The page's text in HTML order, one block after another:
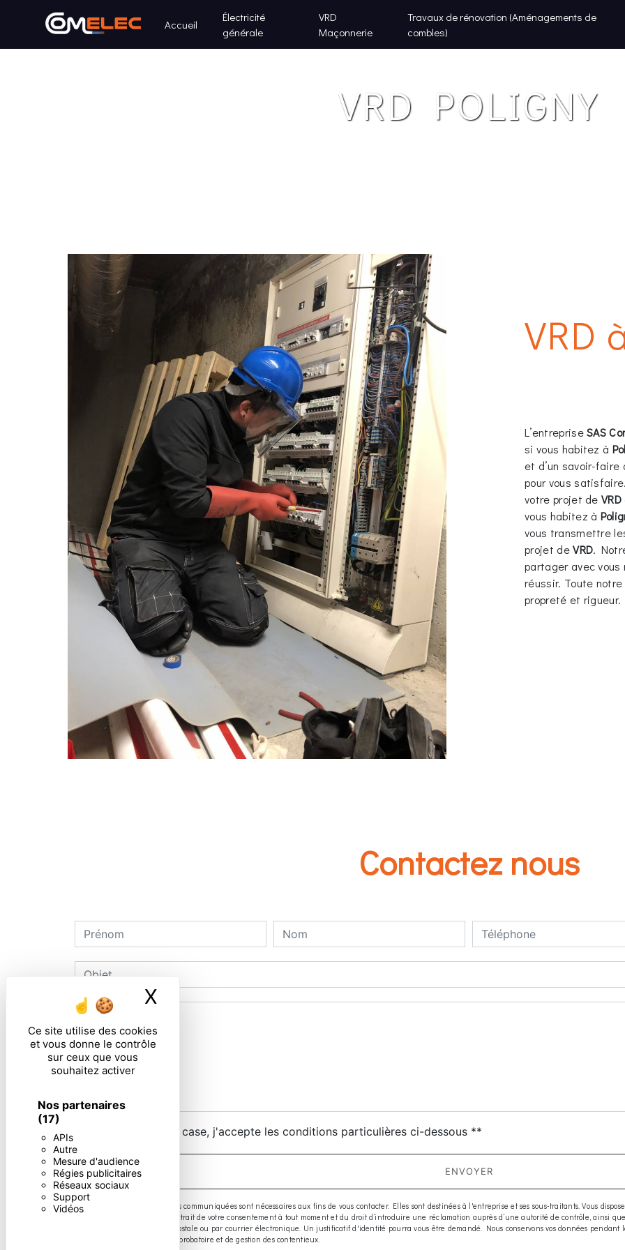
Panneau de gestion des cookies
Ce site utilise des cookies
et vous donne le contrôle
sur ceux que vous
souhaitez activer
Nos partenaires
(17)
APIs
Autre
Mesure d'audience
Régies publicitaires
Réseaux sociaux
Support
Vidéos
X Masquer le bandeau des cookies
Accueil
Électricité
générale
VRD
Maçonnerie
Travaux de rénovation (Aménagements de
combles)
VRD POLIGNY
VRD
L’entrepriseSAS
si vous habitez à
et d’un savoir-
pour vous
votre projet deVRD
vous habitez à
vous transmettre
projet deVRD.
partager avec
réussir. Toute
propreté et rigueur.
Contactez nous
En cochant cette case, j'accepte les conditions particulières ci-dessous **
ENVOYER
** Les données personnelles communiquées sont nécessaires aux fins de vous contacter. Elles sont destinées à l'entreprise et ses sous-traitants. Vous
limitation, d’opposition, de retrait de votre consentement à tout moment et du droit d’introduire une réclamation auprès d’une autorité de contrôle, ainsi
exercer ces droits par voie postale ou par courrier électronique. Un justificatif d'identité pourra vous être demandé. Nous conservons vos données
prescription légale aux fins probatoire et de gestion des contentieux.